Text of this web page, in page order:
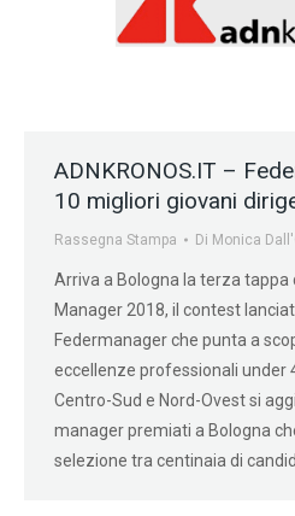
ADNKRONOS.IT –
10 migliori giovani
Rassegna Stampa Di Monica
Arriva a Bologna la terza tappa
Manager 2018, il contest
Federmanager che punta a
eccellenze professionali under
Centro-Sud e Nord-Ovest si
manager premiati a Bologna
selezione tra centinaia di